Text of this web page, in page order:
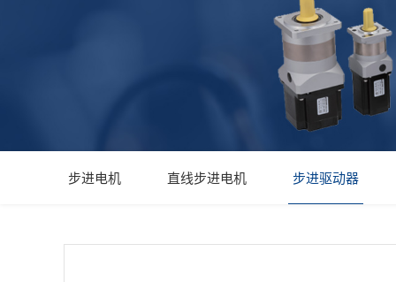
步进电机 直线步进电机 步进驱动器